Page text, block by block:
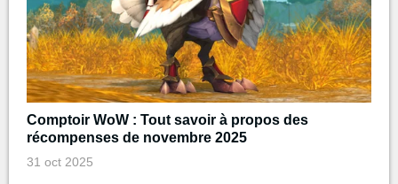
Comptoir WoW : Tout savoir à propos des
récompenses de novembre 2025
31 oct 2025